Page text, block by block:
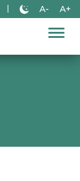
A- A+